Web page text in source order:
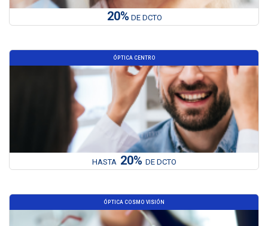
20% DE DCTO
ÓPTICA CENTRO
HASTA 20% DE DCTO
ÓPTICA COSMO VISIÓN